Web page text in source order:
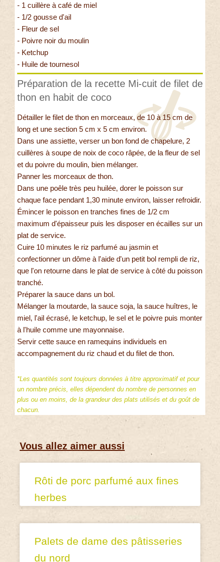
- 1 cuillère à café de miel
- 1/2 gousse d'ail
- Fleur de sel
- Poivre noir du moulin
- Ketchup
- Huile de tournesol
Préparation de la recette Mi-cuit de filet de
thon en habit de coco
Détailler le filet de thon en morceaux, de 10 à 15 cm de
long et une section 5 cm x 5 cm environ.
Dans une assiette, verser un bon fond de chapelure, 2
cuillères à soupe de noix de coco râpée, de la fleur de sel
et du poivre du moulin, bien mélanger.
Panner les morceaux de thon.
Dans une poêle très peu huilée, dorer le poisson sur
chaque face pendant 1,30 minute environ, laisser refroidir.
Émincer le poisson en tranches fines de 1/2 cm
maximum d'épaisseur puis les disposer en écailles sur un
plat de service.
Cuire 10 minutes le riz parfumé au jasmin et
confectionner un dôme à l'aide d'un petit bol rempli de riz,
que l'on retourne dans le plat de service à côté du poisson
tranché.
Préparer la sauce dans un bol.
Mélanger la moutarde, la sauce soja, la sauce huîtres, le
miel, l'ail écrasé, le ketchup, le sel et le poivre puis monter
à l'huile comme une mayonnaise.
Servir cette sauce en ramequins individuels en
accompagnement du riz chaud et du filet de thon.
*Les quantités sont toujours données à titre approximatif et pour
un nombre précis, elles dépendent du nombre de personnes en
plus ou en moins, de la grandeur des plats utilisés et du goût de
chacun.
Vous allez aimer aussi
Rôti de porc parfumé aux fines
herbes
Palets de dame des pâtisseries
du nord